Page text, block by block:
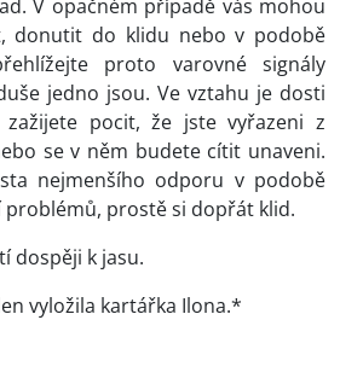
V opačném případě vás mohou
donutit do klidu nebo v podobě
proto varovné signály
jedno jsou. Ve vztahu je dosti
zažijete pocit, že jste vyřazeni z
se v něm budete cítit unaveni.
nejmenšího odporu v podobě
problémů, prostě si dopřát klid.
dospěji k jasu.
vyložila kartářka Ilona.*